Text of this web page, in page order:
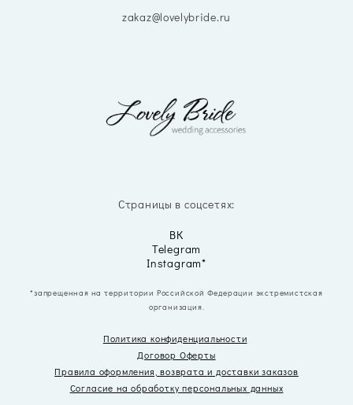
zakaz@lovelybride.ru
Страницы в соцсетях:
ВК
Telegram
Instagram*
*запрещенная на территории Российской Федерации экстремистская
организация.
Политика конфиденциальности
Договор Оферты
Правила оформления, возвратаи доставки заказов
Согласие на обработку персональных данных